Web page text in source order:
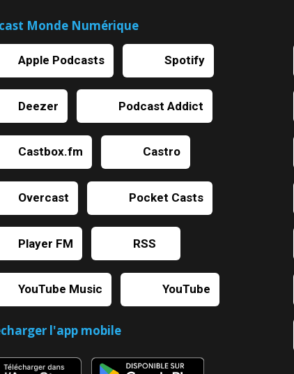
Monde Numérique
Apple Podcasts Spotify
Deezer Podcast Addict
Castbox.fm Castro
Overcast Pocket Casts
Player FM RSS
YouTube Music YouTube
l'app mobile